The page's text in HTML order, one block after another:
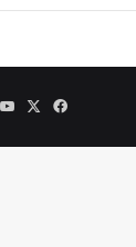
فيسبوك